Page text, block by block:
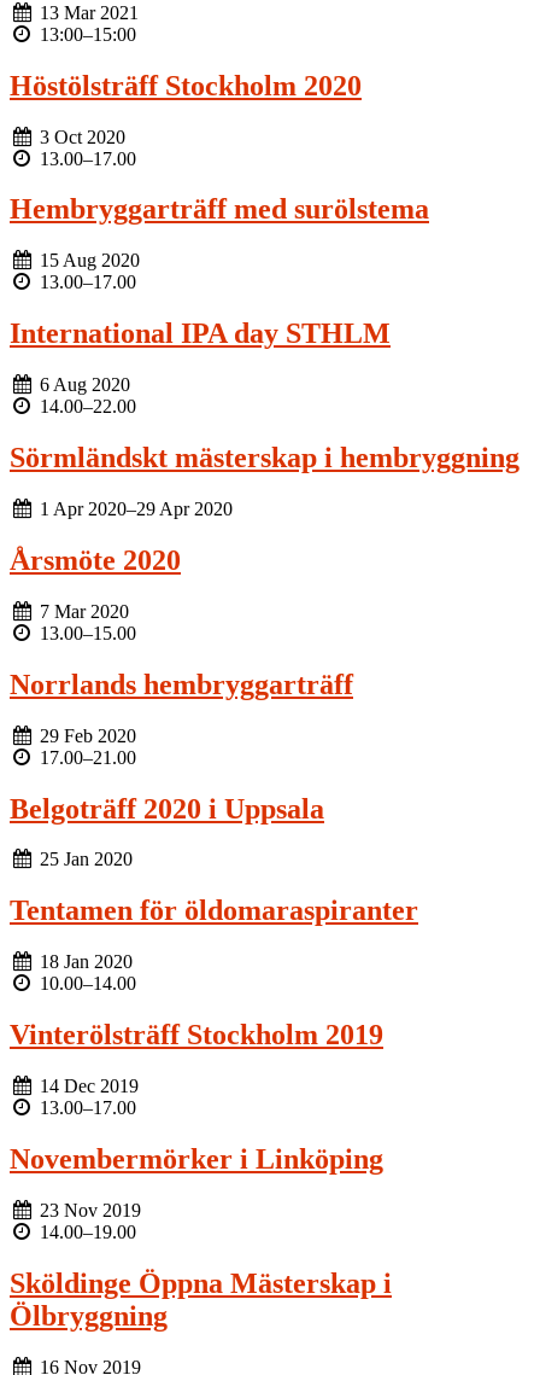
13 Mar 2021
13:00–15:00
Höstölsträff Stockholm 2020
3 Oct 2020
13.00–17.00
Hembryggarträff med surölstema
15 Aug 2020
13.00–17.00
International IPA day STHLM
6 Aug 2020
14.00–22.00
Sörmländskt mästerskap i hembryggning
1 Apr 2020–29 Apr 2020
Årsmöte 2020
7 Mar 2020
13.00–15.00
Norrlands hembryggarträff
29 Feb 2020
17.00–21.00
Belgoträff 2020 i Uppsala
25 Jan 2020
Tentamen för öldomaraspiranter
18 Jan 2020
10.00–14.00
Vinterölsträff Stockholm 2019
14 Dec 2019
13.00–17.00
Novembermörker i Linköping
23 Nov 2019
14.00–19.00
Sköldinge Öppna Mästerskap i
Ölbryggning
16 Nov 2019